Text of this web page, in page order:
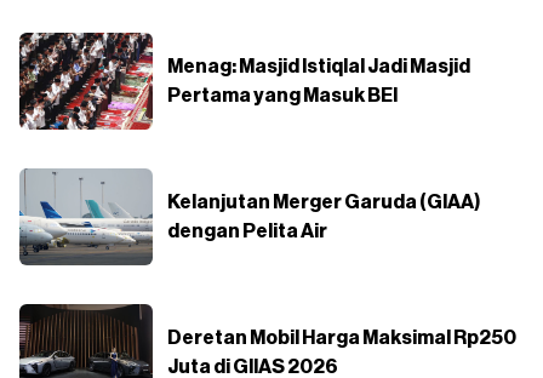
Menag: Masjid Istiqlal Jadi Masjid
Pertama yang Masuk BEI
Kelanjutan Merger Garuda (GIAA)
dengan Pelita Air
Deretan Mobil Harga Maksimal Rp250
Juta di GIIAS 2026